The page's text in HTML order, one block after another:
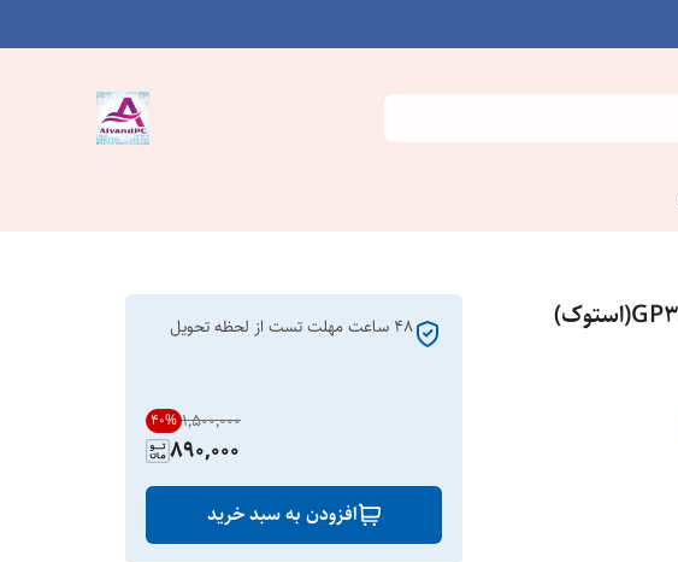
۴۸ ساعت مهلت تست از لحظه تحویل
۱٬۵۰۰٬۰۰۰ 40%
890,000
افزودن به سبد خرید